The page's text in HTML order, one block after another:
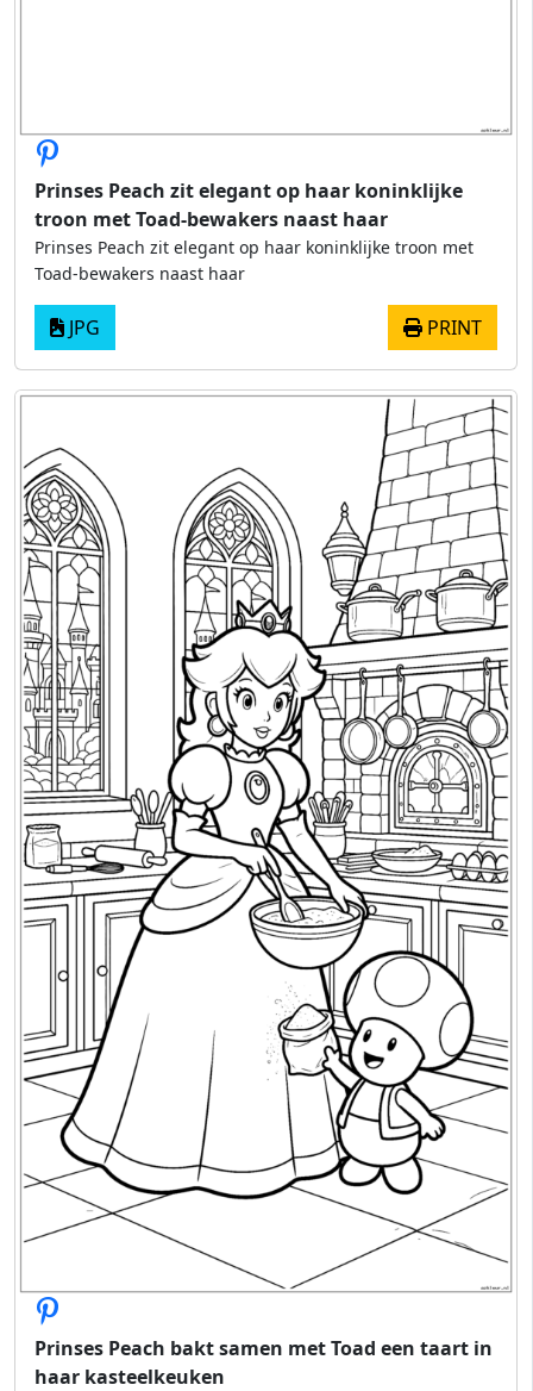
Prinses Peach zit elegant op haar koninklijke
troon met Toad-bewakers naast haar
Prinses Peach zit elegant op haar koninklijke troon met
Toad-bewakers naast haar
JPG PRINT
Prinses Peach bakt samen met Toad een taart in
haar kasteelkeuken